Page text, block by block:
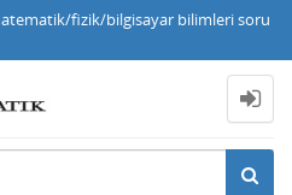
fizik/bilgisayar bilimleri soru